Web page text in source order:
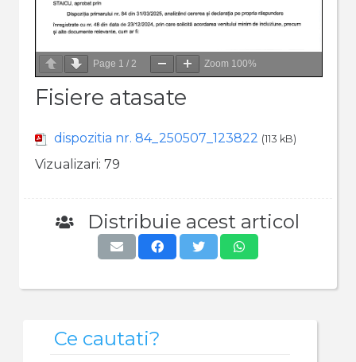
Page 1 / 2 Zoom 100%
Fisiere atasate
dispozitia nr. 84_250507_123822 (113 kB)
Vizualizari: 79
Distribuie acest articol
Ce cautati?